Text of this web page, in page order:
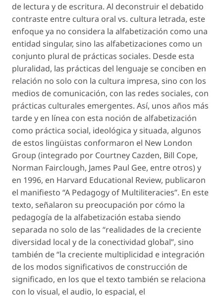
de lectura y de escritura. Al deconstruir el debatido
contraste entre cultura oral vs. cultura letrada, este
enfoque ya no considera la alfabetización como una
entidad singular, sino las alfabetizaciones como un
conjunto plural de prácticas sociales. Desde esta
pluralidad, las prácticas del lenguaje se conciben en
relación no solo con la cultura impresa, sino con los
medios de comunicación, con las redes sociales, con
prácticas culturales emergentes. Así, unos años más
tarde y en línea con esta noción dealfabetización
como práctica social, ideológica y situada, algunos
de estos lingüistas conformaron el New London
Group (integrado por Courtney Cazden, Bill Cope,
Norman Fairclough, James Paul Gee, entre otros) y
en 1996, en Harvard Educational Review, publicaron
el manifiesto “A Pedagogy of Multiliteracies”. En este
texto, señalaron su preocupación por cómo la
pedagogía de la alfabetización estaba siendo
separada no solo de las “realidades de la creciente
diversidad local y de la conectividad global”, sino
también de “la creciente multiplicidad e integración
de los modos significativos de construcción de
significado, en los que el texto también se relaciona
con lo visual, el audio, lo espacial, el